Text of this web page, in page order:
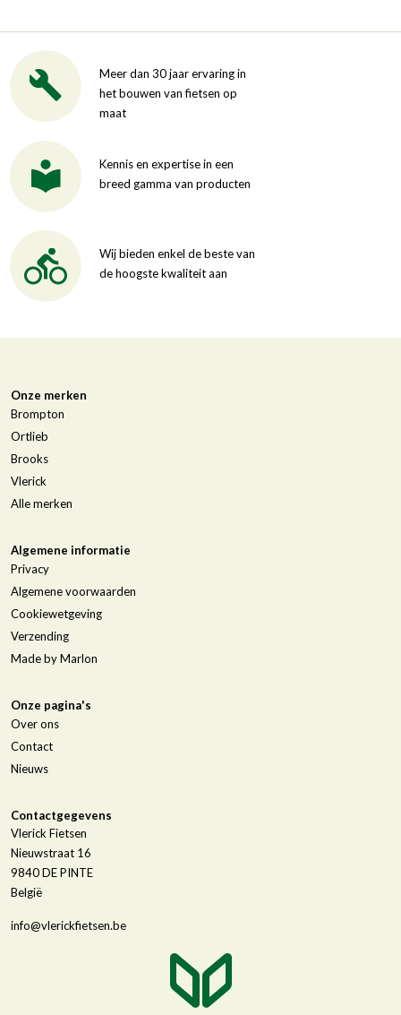
Meer dan 30 jaar ervaring in
het bouwen van fietsen op
maat
Kennis en expertise in een
breed gamma van producten
Wij bieden enkel de beste van
de hoogste kwaliteit aan
Onze merken
Brompton
Ortlieb
Brooks
Vlerick
Alle merken
Algemene informatie
Privacy
Algemene voorwaarden
Cookiewetgeving
Verzending
Made by Marlon
Onze pagina's
Over ons
Contact
Nieuws
Contactgegevens
Vlerick Fietsen
Nieuwstraat 16
9840DE PINTE
België
info@vlerickfietsen.be